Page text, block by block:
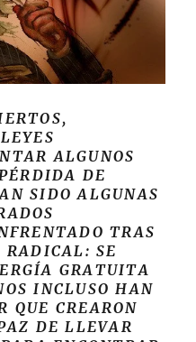
ALGUNOS
DE
SIDO ALGUNAS
TRAS
RADICAL: SE
GRATUITA
INCLUSO HAN
QUE CREARON
DE LLEVAR